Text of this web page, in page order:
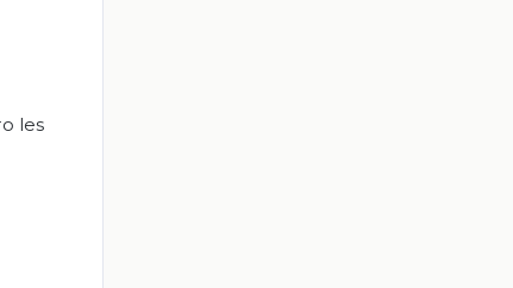
les